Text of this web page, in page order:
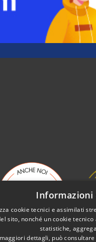
Informazioni
cookie tecnici e assimilati
sito, nonché un cookie
statistiche,
dettagli, può